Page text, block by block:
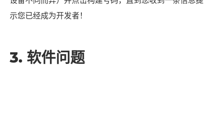
开发者模式以便于访问您的 Android。为此，您需要进入
示您已经成为开发者！